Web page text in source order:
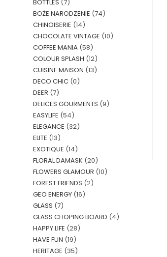
BOTTLES (7)
BOŻE NARODZENIE (74)
CHINOISERIE (14)
CHOCOLATE VINTAGE (10)
COFFEE MANIA (58)
COLOUR SPLASH (12)
CUISINE MAISON (13)
DECO CHIC (0)
DEER (7)
DELICES GOURMENTS (9)
EASYLIFE (54)
ELEGANCE (32)
ELITE (13)
EXOTIQUE (14)
FLORAL DAMASK (20)
FLOWERS GLAMOUR (10)
FOREST FRIENDS (2)
GEO ENERGY (16)
GLASS (7)
GLASS CHOPING BOARD (4)
HAPPY LIFE (28)
HAVE FUN (19)
HERITAGE (35)